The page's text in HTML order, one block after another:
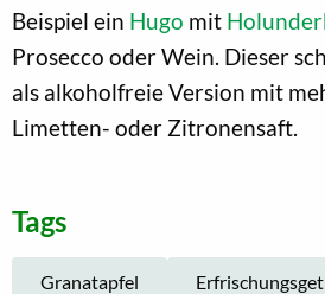
Beispiel ein Hugo mit
Prosecco oder Wein. Dieser
als alkoholfreie Version mit
Limetten- oder Zitronensaft.
Tags
Granatapfel